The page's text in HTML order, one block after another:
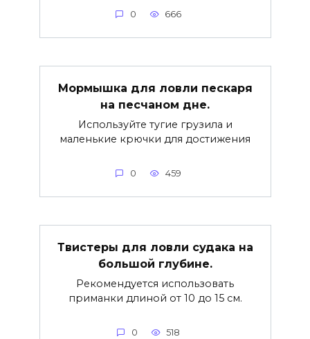
0 666
Мормышка для ловли пескаря
на песчаном дне.
Используйте тугие грузила и
маленькие крючки для достижения
0 459
Твистеры для ловли судака на
большой глубине.
Рекомендуется использовать
приманки длиной от 10 до 15 см.
0 518